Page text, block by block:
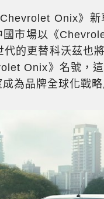
Onix》
市場以《
代的更替科沃茲也
Onix》名號，
為品牌全球化戰略